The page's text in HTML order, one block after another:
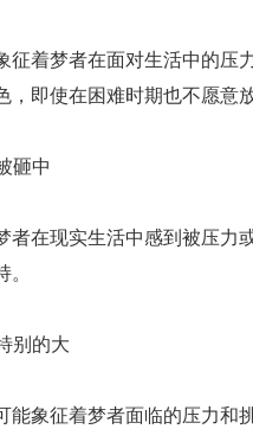
征着梦者在面对生活中的压
，即使在困难时期也不愿意放
砸中
者在现实生活中感到被压力
别的大
能象征着梦者面临的压力和